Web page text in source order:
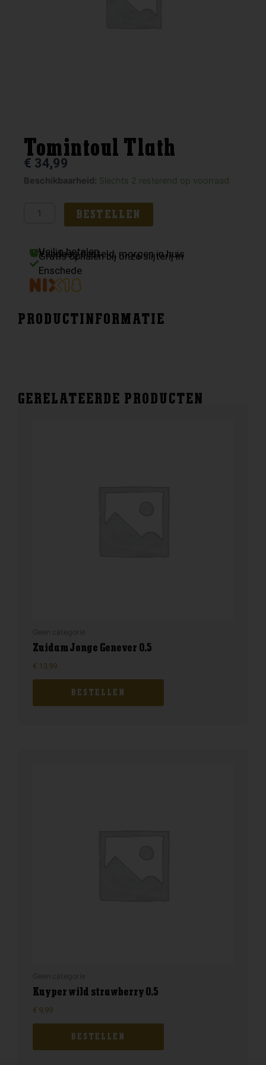
Tomintoul Tlath
€ 34,99
Beschikbaarheid: Slechts 2 resterend op voorraad
Tomintoul
aantal
BESTELLEN
Veilig betalen
Vandaag besteld, morgen in huis
Gratis ophalen bij onze slijterij in
Enschede
PRODUCTINFORMATIE
GERELATEERDE PRODUCTEN
Zuidam Jonge Genever 0.5
€ 13,99
BESTELLEN
Kuyper wild strawberry 0.5
€ 9,99
BESTELLEN